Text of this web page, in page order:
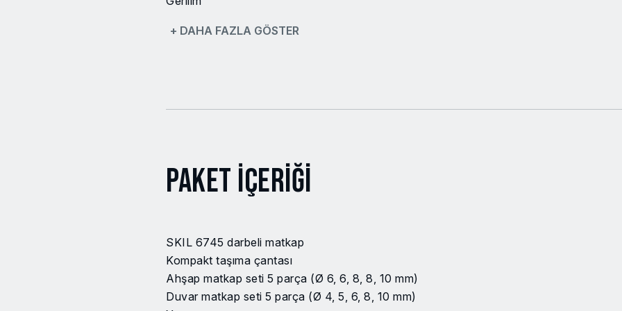
Giriş
Ahşapta delme kapasitesi
Duvar delme kapasitesi
Model no
Güç Kaynağı
+ DAHA FAZLA GÖSTER
Paket İçeriği
SKIL 6745 darbeli matkap
Kompakt taşıma çantası
Ahşap matkap seti 5 parça (Ø 6, 6, 8, 8, 10 mm)
Duvar matkap seti 5 parça (Ø 4, 5, 6, 8, 10 mm)